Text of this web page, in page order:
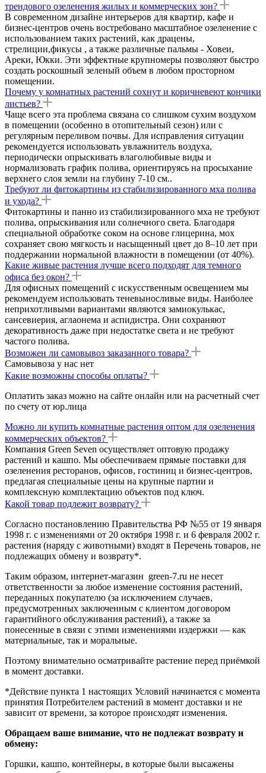
трендового озеленения жилых и коммерческих зон?
В современном дизайне интерьеров для квартир, кафе и
бизнес-центров очень востребовано масштабное озеленение с
использованием таких растений, как драцены,
стрелиции,фикусы , а также различные пальмы - Ховеи,
Ареки, Юкки. Эти эффектные крупномеры позволяют быстро
создать роскошный зеленый объем в любом просторном
помещении.
Почему у комнатных растений сохнут и коричневеют кончики
листьев?
Чаще всего эта проблема связана со слишком сухим воздухом
в помещении (особенно в отопительный сезон) или с
регулярным переливом почвы. Для исправления ситуации
рекомендуется использовать увлажнитель воздуха,
периодически опрыскивать влаголюбивые виды и
нормализовать график полива, ориентируясь на просыхание
верхнего слоя земли на глубину 7-10 см..
Требуют ли фитокартины из стабилизированного мха полива
и ухода?
Фитокартины и панно из стабилизированного мха не требуют
полива, опрыскивания или солнечного света. Благодаря
специальной обработке соком на основе глицерина, мох
сохраняет свою мягкость и насыщенный цвет до 8–10 лет при
поддержании нормальной влажности в помещении (от 40%).
Какие живые растения лучше всего подходят для темного
офиса без окон?
Для офисных помещений с искусственным освещением мы
рекомендуем использовать теневыносливые виды. Наиболее
неприхотливыми вариантами являются замиокулькас,
сансевиерия, аглаонема и аспидистра. Они сохраняют
декоративность даже при недостатке света и не требуют
частого полива.
Возможен ли самовывоз заказанного товара?
Самовывоза у нас нет
Какие возможны способы оплаты?
Оплатить заказ можно на сайте онлайн или на расчетный счет
по счету от юр.лица
Можно ли купить комнатные растения оптом для озеленения
коммерческих объектов?
Компания Green Seven осуществляет оптовую продажу
растений и кашпо. Мы обеспечиваем прямые поставки для
озеленения ресторанов, офисов, гостиниц и бизнес-центров,
предлагая специальные цены на крупные партии и
комплексную комплектацию объектов под ключ.
Какой товар подлежит возврату?
Согласно постановлению Правительства РФ №55 от 19 января
1998 г. с изменениями от 20 октября 1998 г. и 6 февраля 2002 г.
растения (наряду с животными) входят в Перечень товаров, не
подлежащих обмену и возврату*.
Таким образом, интернет-магазин green-7.ru не несет
ответственности за любое изменение состояния растений,
переданных покупателю (за исключением случаев,
предусмотренных заключенным с клиентом договором
гарантийного обслуживания растений), а также за
понесенные в связи с этими изменениями издержки — как
материальные, так и моральные.
Поэтому внимательно осматривайте растение перед приёмкой
в момент доставки.
*Действие пункта 1 настоящих Условий начинается с момента
принятия Потребителем растений в момент доставки и не
зависит от времени, за которое происходят изменения.
Обращаем ваше внимание, что не подлежат возврату и
обмену:
Горшки, кашпо, контейнеры, в которые были высажены